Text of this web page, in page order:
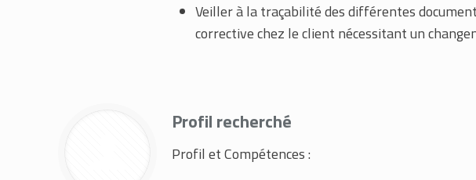
Veiller à la traçabilité des différentes
corrective chez le client nécessitant un
Profil recherché
Profil et Compétences :